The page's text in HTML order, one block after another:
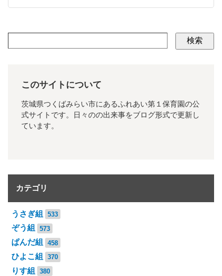
検索
このサイトについて
茨城県つくばみらい市にあるふれあい第１保育園の公
式サイトです。日々のの出来事をブログ形式で更新し
ています。
カテゴリ
うさぎ組 533
ぞう組 573
ぱんだ組 458
ひよこ組 370
りす組 380